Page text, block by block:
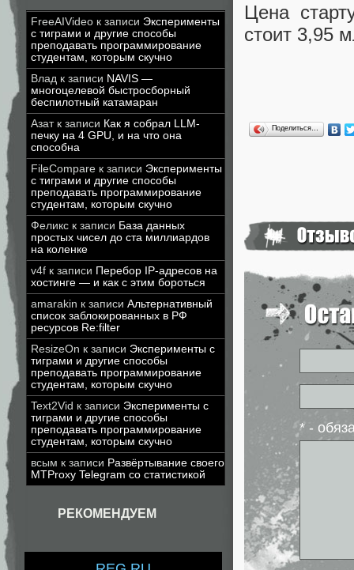
FreeAIVideo к записи Эксперименты
с тиграми и другие способы
преподавать программирование
студентам, которым скучно
Влад к записи NAVIS —
многоцелевой быстросборный
беспилотный катамаран
Азатк записи Как я собрал LLM-
печку на 4 GPU, и на что она
способна
FileCompare к записи Эксперименты
с тиграми и другие способы
преподавать программирование
студентам, которым скучно
Феликс к записи База данных
простых чисел до ста миллиардов
на коленке
v4f к записи Перебор IP-адресов на
хостинге — и как с этим бороться
amarakin к записи Альтернативный
список заблокированных в РФ
ресурсов Re:filter
ResizeOn к записи Эксперименты с
тиграми и другие способы
преподавать программирование
студентам, которым скучно
Text2Vid к записи Эксперименты с
тиграми и другие способы
преподавать программирование
студентам, которым скучно
всым к записи Развёртывание своего
MTProxy Telegram со статистикой
РЕКОМЕНДУЕМ
Цена
стоит 3,95
Поделиться…
* -